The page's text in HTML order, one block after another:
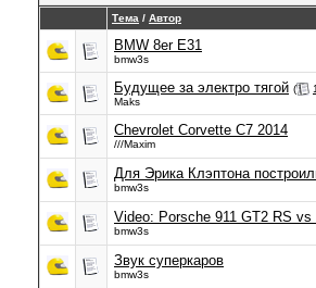
Тема / Автор
BMW 8er E31
bmw3s
Будущее за электро тягой ( 1
Maks
Chevrolet Corvette C7 2014
///Maxim
Для Эрика Клэптона
bmw3s
Video: Porsche 911 GT2 RS
bmw3s
Звук суперкаров
bmw3s